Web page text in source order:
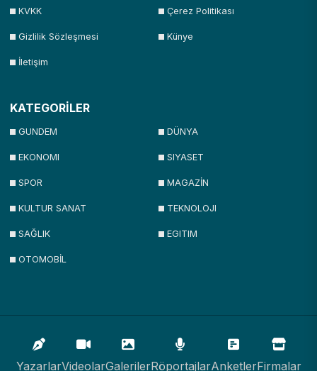
KVKK Çerez Politikası
Gizlilik Sözleşmesi Künye
İletişim
KATEGORİLER
GUNDEM DÜNYA
EKONOMI SIYASET
SPOR MAGAZİN
KULTUR SANAT TEKNOLOJI
SAĞLIK EGITIM
OTOMOBİL
YazarlarVideolarGalerilerRöportajlarAnketlerFirmalar